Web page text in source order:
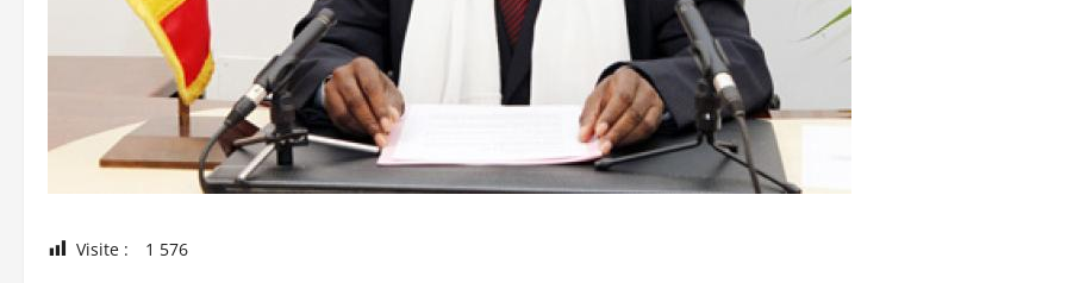
Visite : 1 576